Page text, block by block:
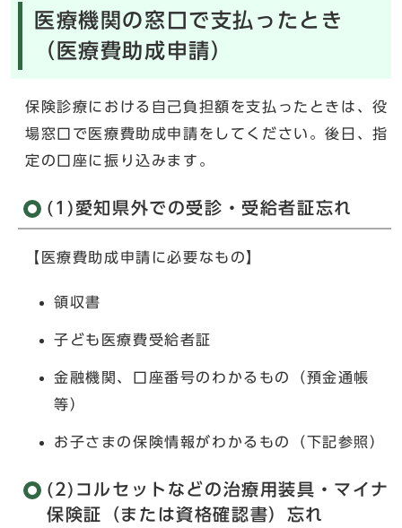
医療機関の窓口で支払ったとき
（医療費助成申請）
保険診療における自己負担額を支払ったときは、役
場窓口で医療費助成申請をしてください。後日、指
定の口座に振り込みます。
(1)愛知県外での受診・受給者証忘れ
【医療費助成申請に必要なもの】
領収書
子ども医療費受給者証
金融機関、口座番号のわかるもの（預金通帳
等）
お子さまの保険情報がわかるもの（下記参照）
(2)コルセットなどの治療用装具・マイナ
保険証（または資格確認書）忘れ